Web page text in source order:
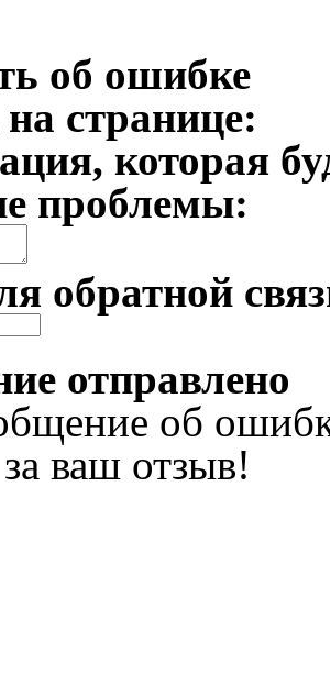
об ошибке
странице:
которая
проблемы:
обратной
отправлено
об
ваш отзыв!